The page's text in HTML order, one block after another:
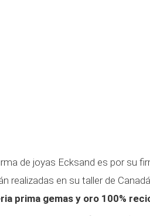
de joyas Ecksand es por su
realizadas en su taller de
prima gemas y oro 100%